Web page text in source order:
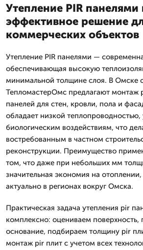
Утепление PIR
эффективное решение
коммерческих объектов
Утепление PIR панелями —
обеспечивающая высокую
минимальной толщине слоя. В Омске
ТепломастерОмс предлагают монтаж
панелей для стен, кровли, пола и
обладает низкой теплопроводностью,
биологическим воздействиям, что
востребованным в частном
реконструкции. Преимущество
том, что даже при небольших мм
значительная экономия на
актуально в регионах вокруг Омска.
Практическая задача утепления pir
комплексно: оцениваем поверхность,
основание, подбираем толщину pir
монтаж pir плит с учетом всех